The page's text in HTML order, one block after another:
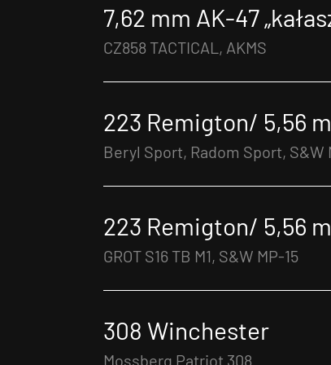
7,62 mm AK-47
CZ858 TACTICAL, AKMS
223 Remigton/ 5,56
Beryl Sport, Radom Sport, S&W
223 Remigton/ 5,56
GROT S16 TB M1, S&W MP-15
308 Winchester
Mossberg Patriot 308